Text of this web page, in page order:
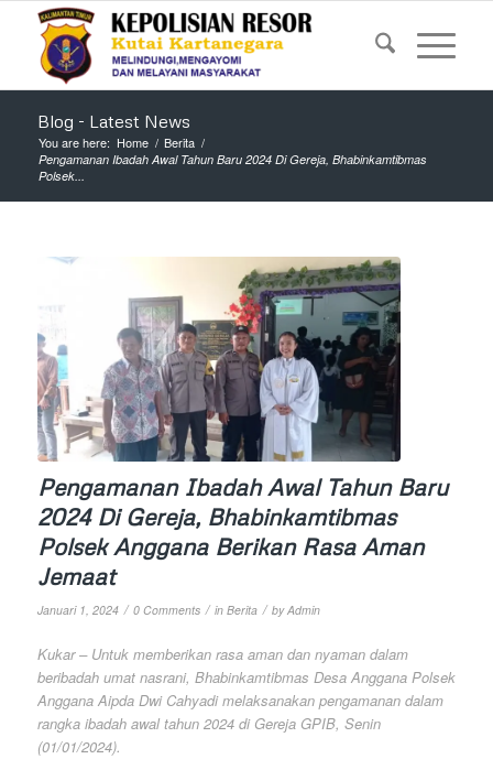
Blog - Latest News
You are here: Home / Berita /
Pengamanan Ibadah Awal Tahun Baru 2024 Di Gereja, Bhabinkamtibmas
Polsek...
Pengamanan Ibadah Awal Tahun Baru
2024 Di Gereja, Bhabinkamtibmas
Polsek Anggana Berikan Rasa Aman
Jemaat
Januari 1, 2024 / 0 Comments / in Berita / byAdmin
Kukar – Untuk memberikan rasa aman dan nyaman dalam
beribadah umat nasrani, Bhabinkamtibmas Desa Anggana Polsek
Anggana Aipda Dwi Cahyadi melaksanakan pengamanan dalam
rangka ibadah awal tahun 2024 di Gereja GPIB, Senin
(01/01/2024).